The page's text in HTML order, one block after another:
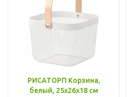
РИСАТОРП Корзина,
белый, 25x26x18 см